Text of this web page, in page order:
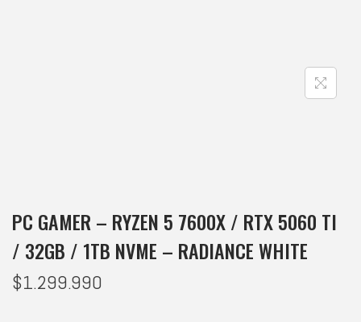
PC GAMER – RYZEN 5 7600X / RTX 5060 TI
/ 32GB / 1TB NVME – RADIANCE WHITE
$1.299.990